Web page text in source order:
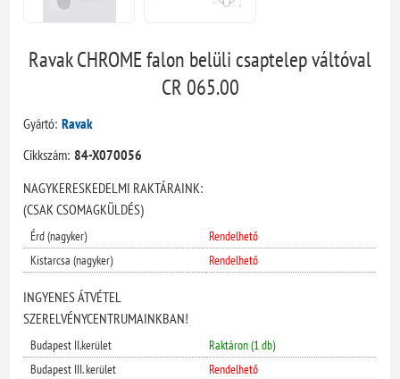
Ravak CHROME falon belüli csaptelep váltóval
CR 065.00
Gyártó: Ravak
Cikkszám: 84-X070056
NAGYKERESKEDELMI RAKTÁRAINK:
(CSAK CSOMAGKÜLDÉS)
Érd (nagyker)
Rendelhető
Kistarcsa (nagyker)
Rendelhető
INGYENES ÁTVÉTEL
SZERELVÉNYCENTRUMAINKBAN!
Budapest II.kerület
Raktáron (1 db)
Budapest III. kerület
Rendelhető